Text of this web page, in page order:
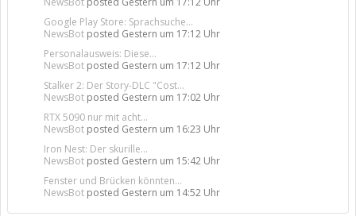
Google Play Store: Sprachsuche...
NewsBot posted Gestern um 17:12 Uhr
Personalausweis: Diese...
NewsBot posted Gestern um 17:12 Uhr
Stalker 2: Der Story-DLC "Cost...
NewsBot posted Gestern um 17:02 Uhr
RTX 5090 nur mit acht...
NewsBot posted Gestern um 16:23 Uhr
Iron Nest: Der skurille...
NewsBot posted Gestern um 15:42 Uhr
Fenster und Brücken könnten...
NewsBot posted Gestern um 14:52 Uhr